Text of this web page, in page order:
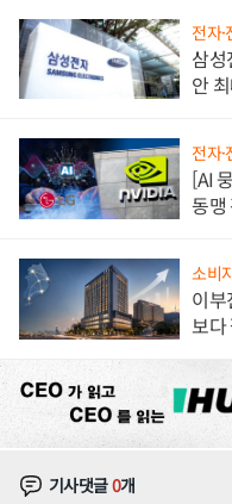
전자·
삼성
안
전자·
[AI
동맹
소비
이부
보다
기사댓글0개